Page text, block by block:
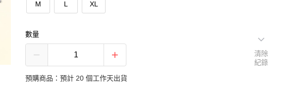
M L XL
數量
預購商品：預計 20 個工作天出貨
清除
紀錄